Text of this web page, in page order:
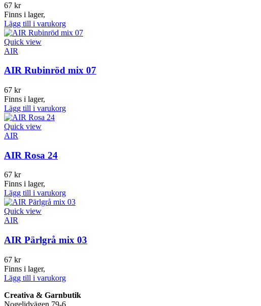
67 kr
Finns i lager,
Lägg till i varukorg
Quick view
AIR
AIR Rubinröd mix 07
67 kr
Finns i lager,
Lägg till i varukorg
Quick view
AIR
AIR Rosa 24
67 kr
Finns i lager,
Lägg till i varukorg
Quick view
AIR
AIR Pärlgrå mix 03
67 kr
Finns i lager,
Lägg till i varukorg
Creativa & Garnbutik
Nogelidvägen 79-6